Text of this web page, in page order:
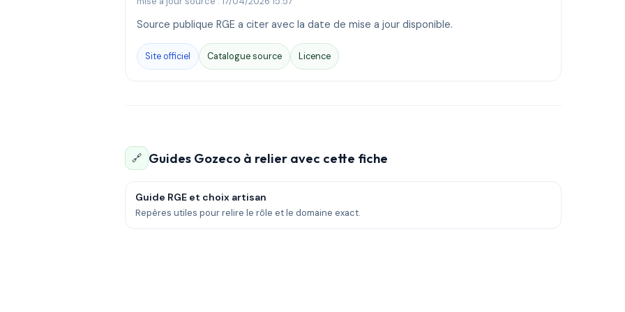
Source publique RGE a citer avec la date de mise a jour disponible.
Site officiel Catalogue source Licence
🔗 Guides Gozeco à relier avec cette fiche
Guide RGE et choix artisan
Repères utiles pour relire le rôle et le domaine exact.